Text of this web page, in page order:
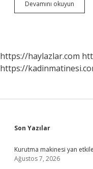
Devamını okuyun
Kaynağı
https://haylazlar.com
https://
Sidebar
Son Yazılar
Kurutma makinesi yan
Ağustos 7, 2026